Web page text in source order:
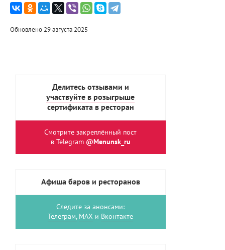
Обновлено 29 августа 2025
Делитесь отзывами и
участвуйте в розыгрыше
сертификата в ресторан
Смотрите закреплённый пост
в Telegram @Menunsk_ru
Афиша баров и ресторанов
Следите за анонсами:
Телеграм, MAX и Вконтакте